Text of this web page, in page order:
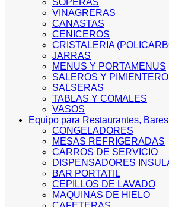
SOPERAS
VINAGRERAS
CANASTAS
CENICEROS
CRISTALERIA
JARRAS
MENUS Y PORTAMENUS
SALEROS Y
SALSERAS
TABLAS Y COMALES
VASOS
Equipo para Restaurantes,
CONGELADORES
MESAS REFRIGERADAS
CARROS DE SERVICIO
DISPENSADORES
BAR PORTATIL
CEPILLOS DE LAVADO
MAQUINAS DE HIELO